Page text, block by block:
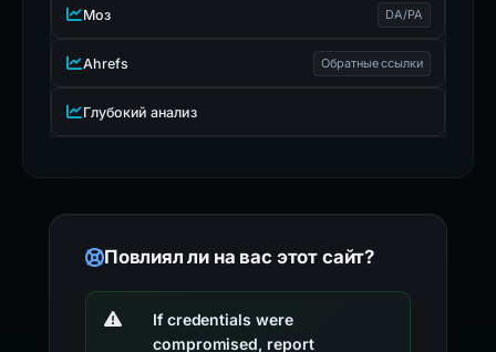
Моз DA/PA
Ahrefs Обратные ссылки
Глубокий анализ
Повлиял ли на вас этот сайт?
If credentials were
compromised, report